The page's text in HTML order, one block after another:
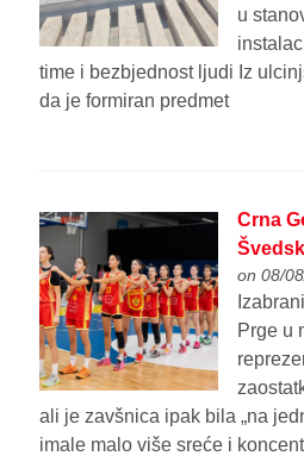
u
time i bezbjednost ljudi Iz
da je formiran predmet
Crna
on 08/
Prge u
ali je zavšnica ipak bila „na
imale malo više sreće i